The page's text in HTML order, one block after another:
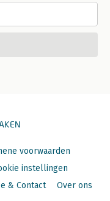
voorwaarden
instellingen
& Contact Over ons